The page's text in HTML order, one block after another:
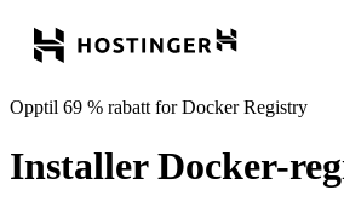
Opptil 69 % rabatt for Docker Registry
Installer Docker-